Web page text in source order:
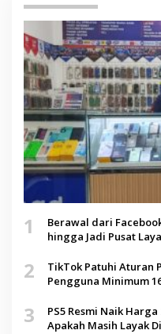
1
Berawal dari
hingga Jadi Pusat
2
TikTok Patuhi Aturan
Pengguna Minimum
3
PS5 Resmi Naik
Apakah Masih Layak